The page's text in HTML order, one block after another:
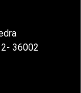
2- 36002